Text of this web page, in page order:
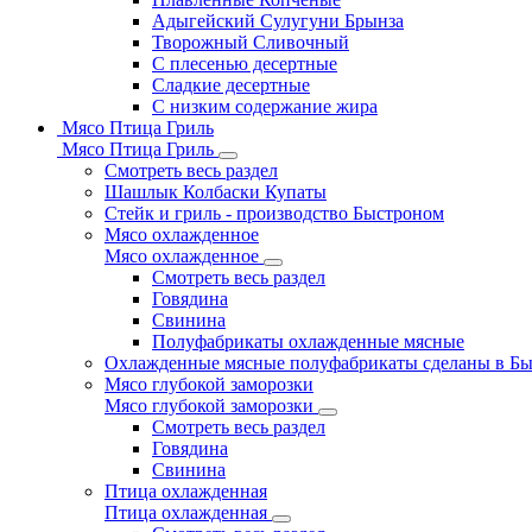
Адыгейский Сулугуни Брынза
Творожный Сливочный
С плесенью десертные
Сладкие десертные
С низким содержание жира
Мясо Птица Гриль
Мясо Птица Гриль
Смотреть весь раздел
Шашлык Колбаски Купаты
Стейк и гриль - производство Быстроном
Мясо охлажденное
Мясо охлажденное
Смотреть весь раздел
Говядина
Свинина
Полуфабрикаты охлажденные мясные
Охлажденные мясные полуфабрикаты сделаны в
Мясо глубокой заморозки
Мясо глубокой заморозки
Смотреть весь раздел
Говядина
Свинина
Птица охлажденная
Птица охлажденная